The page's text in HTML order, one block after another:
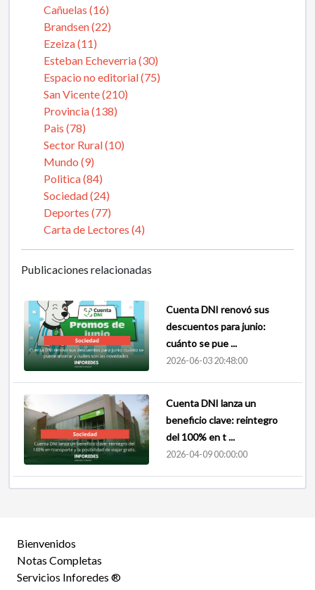
Cañuelas (16)
Brandsen (22)
Ezeiza (11)
Esteban Echeverria (30)
Espacio no editorial (75)
San Vicente (210)
Provincia (138)
Pais (78)
Sector Rural (10)
Mundo (9)
Politica (84)
Sociedad (24)
Deportes (77)
Carta de Lectores (4)
Publicaciones relacionadas
Cuenta DNI renovó sus
descuentos para junio:
cuánto se pue ...
2026-06-03 20:48:00
Cuenta DNI lanza un
beneficio clave: reintegro
del 100% en t ...
2026-04-09 00:00:00
Bienvenidos
Notas Completas
Servicios Inforedes ®